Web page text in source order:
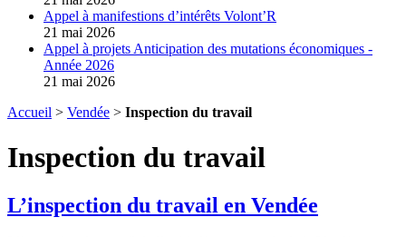
Appel à manifestions d’intérêts Volont’R
21 mai 2026
Appel à projets Anticipation des mutations économiques -
Année 2026
21 mai 2026
Accueil > Vendée > Inspection du travail
Inspection du travail
L’inspection du travail en Vendée